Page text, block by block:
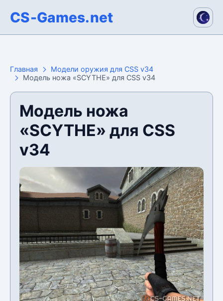
CS-Games.net
Главная
Модели оружия для CSS v34
Модель ножа «SCYTHE» для CSS v34
Модель ножа
«SCYTHE» для CSS
v34